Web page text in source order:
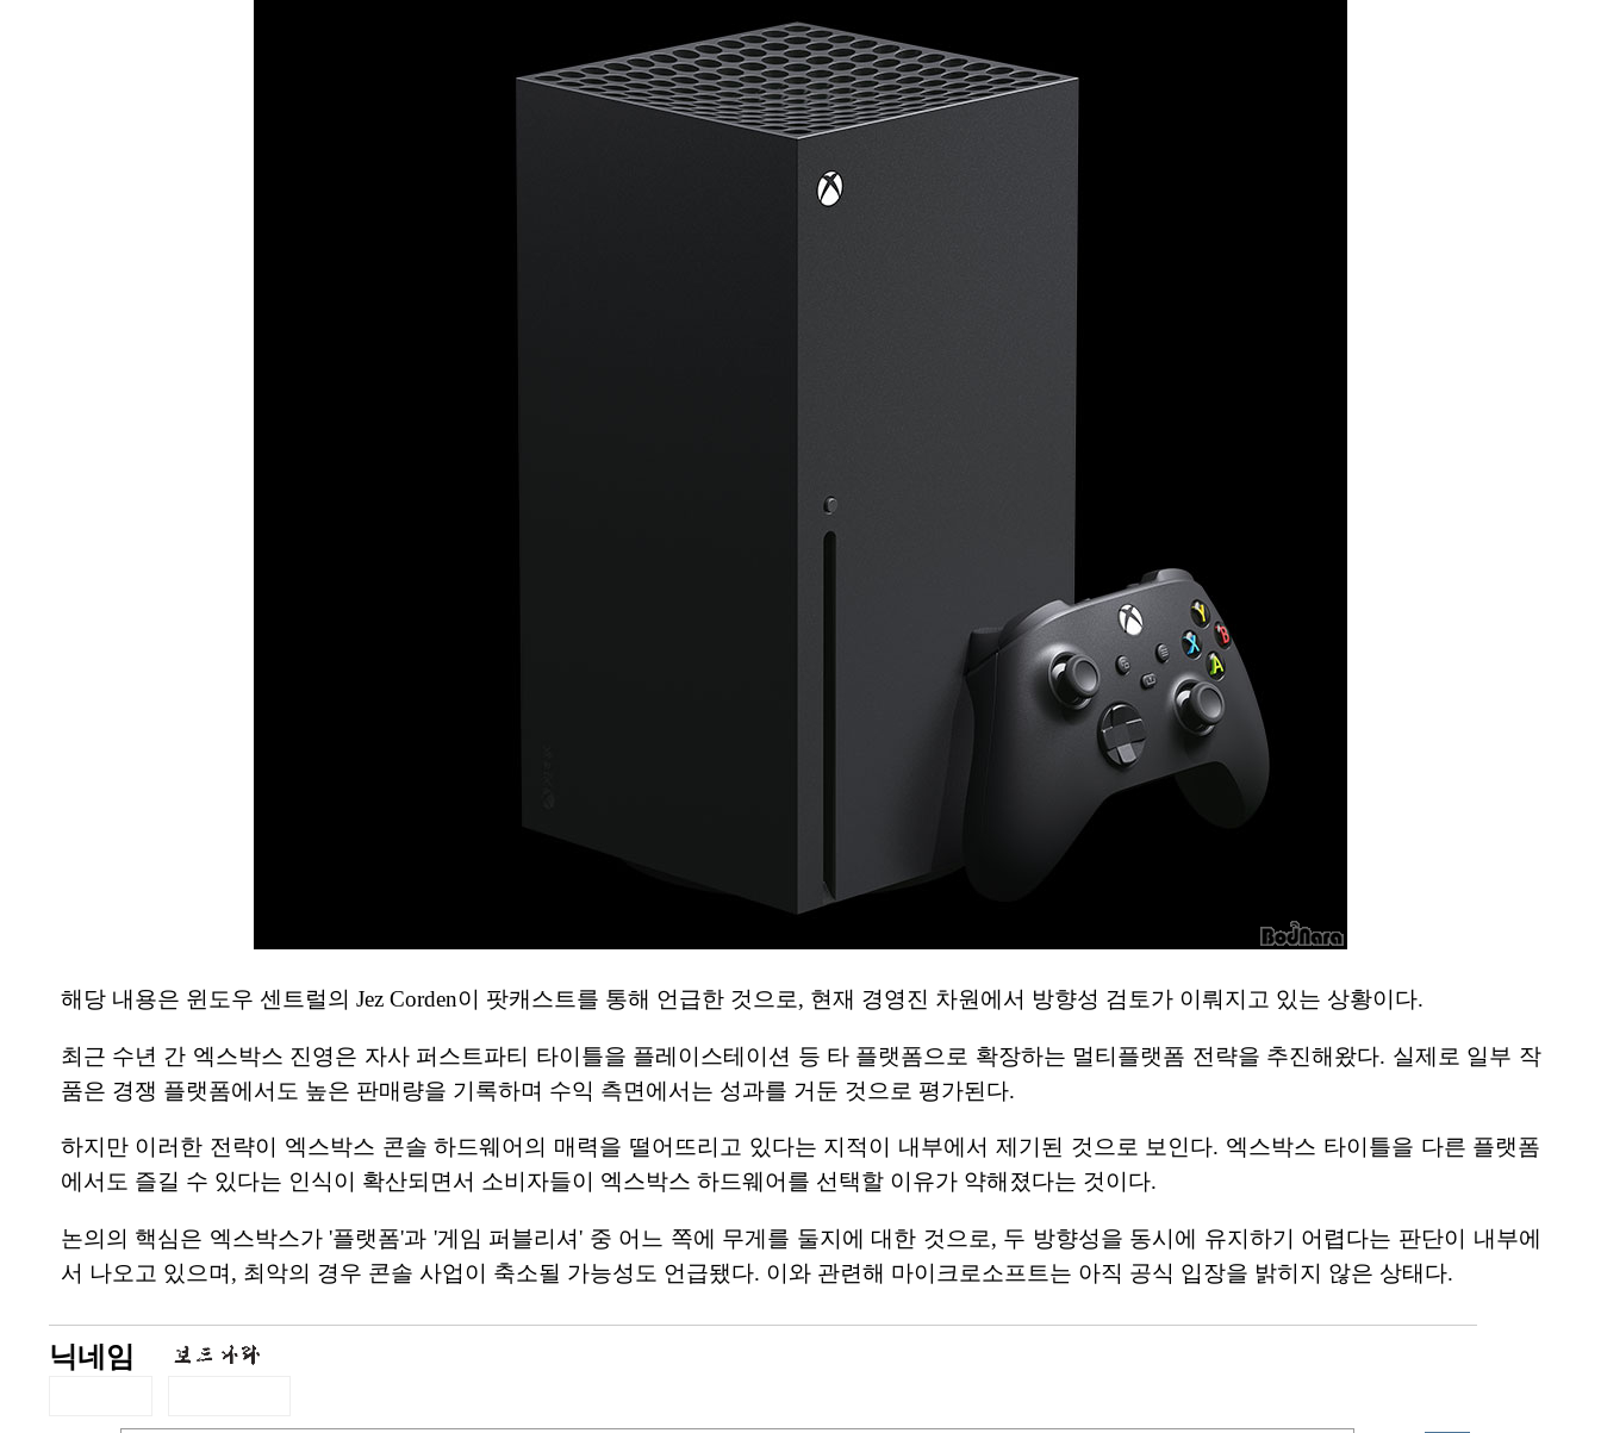
해당 내용은 윈도우 센트럴의 Jez Corden이 팟캐스트를 통해 언급한 것으로, 현재 경영진 차원에서 방향성 검토가 이뤄지고 있는 상황이다.
최근 수년 간 엑스박스 진영은 자사 퍼스트파티 타이틀을 플레이스테이션 등 타 플랫폼으로 확장하는 멀티플랫폼 전략을 추진해왔다. 실제로 일부 작
품은 경쟁 플랫폼에서도 높은 판매량을 기록하며 수익 측면에서는 성과를 거둔 것으로 평가된다.
하지만 이러한 전략이 엑스박스 콘솔 하드웨어의 매력을 떨어뜨리고 있다는 지적이 내부에서 제기된 것으로 보인다. 엑스박스 타이틀을 다른 플랫폼
에서도 즐길 수 있다는 인식이 확산되면서 소비자들이 엑스박스 하드웨어를 선택할 이유가 약해졌다는 것이다.
논의의 핵심은 엑스박스가 '플랫폼'과 '게임 퍼블리셔' 중 어느 쪽에 무게를 둘지에 대한 것으로, 두 방향성을 동시에 유지하기 어렵다는 판단이 내부에
서 나오고 있으며, 최악의 경우 콘솔 사업이 축소될 가능성도 언급됐다. 이와 관련해 마이크로소프트는 아직 공식 입장을 밝히지 않은 상태다.
닉네임